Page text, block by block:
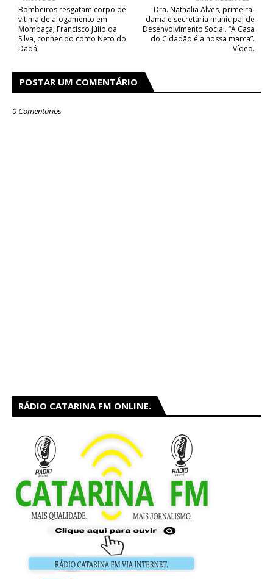
Dra. Nathalia Alves, primeira-
dama e secretária municipal de
Desenvolvimento Social. “A Casa
do Cidadão é a nossa marca”.
Vídeo.
Bombeiros resgatam corpo de
vítima de afogamento em
Mombaça; Francisco Júlio da
Silva, conhecido como Neto do
Dadá.
POSTAR UM COMENTÁRIO
0 Comentários
RÁDIO CATARINA FM ONLINE.